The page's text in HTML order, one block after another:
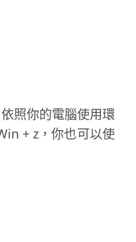
照你的電腦使用環
+ z，你也可以使